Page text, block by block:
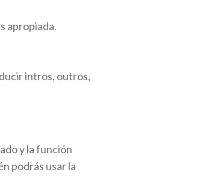
apropiada.
intros, outros,
y la función
podrás usar la